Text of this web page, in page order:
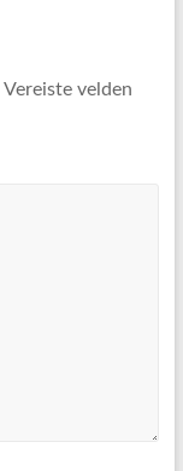
Vereiste velden